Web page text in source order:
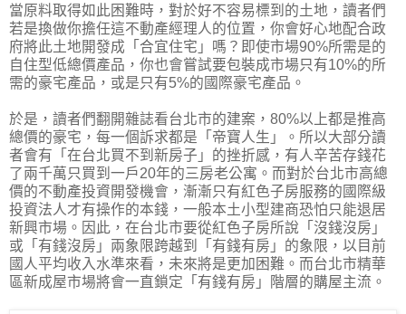
當原料取得如此困難時，對於好不容易標到的土地，讀者們
若是換做你擔任這不動產經理人的位置，你會好心地配合政
府將此土地開發成「合宜住宅」嗎？即使市場90%所需是的
自住型低總價產品，你也會嘗試要包裝成市場只有10%的所
需的豪宅產品，或是只有5%的國際豪宅產品。
於是，讀者們翻開雜誌看台北市的建案，80%以上都是推高
總價的豪宅，每一個訴求都是「帝寶人生」。所以大部分讀
者會有「在台北買不到新房子」的挫折感，有人辛苦存錢花
了兩千萬只買到一戶20年的三房老公寓。而對於台北市高總
價的不動產投資開發機會，漸漸只有紅色子房服務的國際級
投資法人才有操作的本錢，一般本土小型建商恐怕只能退居
新興市場。因此，在台北市要從紅色子房所說「沒錢沒房」
或「有錢沒房」兩象限跨越到「有錢有房」的象限，以目前
國人平均收入水準來看，未來將是更加困難。而台北市精華
區新成屋市場將會一直鎖定「有錢有房」階層的購屋主流。